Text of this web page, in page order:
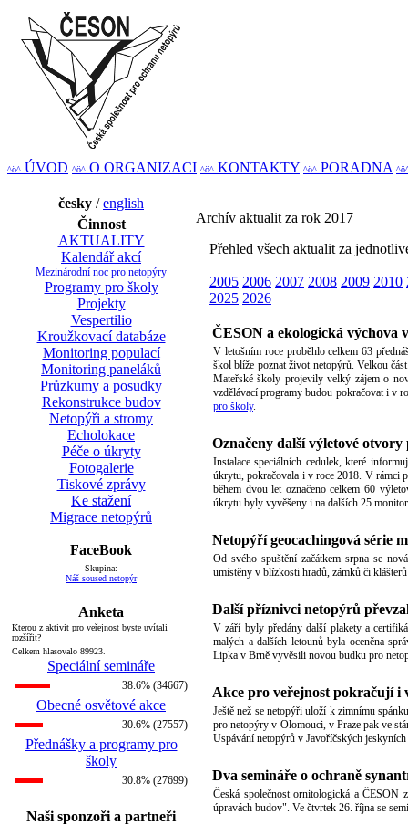
^ö^ ÚVOD ^ö^ O ORGANIZACI ^ö^ KONTAKTY ^ö^ PORADNA
česky /english
Činnost
AKTUALITY
Kalendář akcí
Mezinárodní noc pro netopýry
Programy pro školy
Projekty
Vespertilio
Kroužkovací databáze
Monitoring populací
Monitoring paneláků
Průzkumy a posudky
Rekonstrukce budov
Netopýři a stromy
Echolokace
Péče o úkryty
Fotogalerie
Tiskové zprávy
Ke stažení
Migrace netopýrů
FaceBook
Skupina:
Náš soused netopýr
Anketa
Kterou z aktivit pro veřejnost byste uvítali
rozšířit?
Celkem hlasovalo 89923.
Speciální semináře
38.6% (34667)
Obecné osvětové akce
30.6% (27557)
Přednášky a programy pro
školy
30.8% (27699)
Naši sponzoři a partneři
Archív aktualit za rok 2017
Přehled všech aktualit za
2005 2006 2007 2008 2009 2010
2025 2026
ČESON a ekologická výchova
V letošním roce proběhlo celkem 63
škol blíže poznat život netopýrů. Velkou
Mateřské školy projevily velký zájem o
vzdělávací programy budou pokračovat i v
pro školy.
Označeny další výletové
Instalace speciálních cedulek, které
úkrytu, pokračovala i v roce 2018. V rámci
během dvou let označeno celkem 60
úkrytu byly vyvěšeny i na dalších 25
Netopýří geocachingová série
Od svého spuštění začátkem srpna se
umístěny v blízkosti hradů, zámků či
Další příznivci netopýrů
V září byly předány další plakety a
malých a dalších letounů byla oceněna
Lipka v Brně vyvěsili novou budku pro
Akce pro veřejnost pokračují i
Ještě než se netopýři uloží k zimnímu
pro netopýry v Olomouci, v Praze pak ve
Uspávání netopýrů v Javoříčských
Dva semináře o ochraně
Česká společnost ornitologická a ČESON
úpravách budov". Ve čtvrtek 26. října se